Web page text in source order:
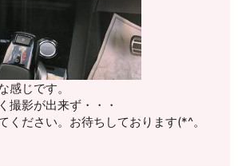
感じです。
撮影が出来ず・・・
ください。お待ちしております(*^。